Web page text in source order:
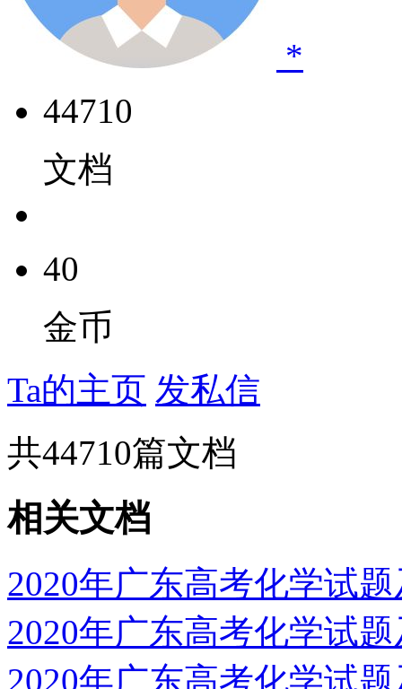
*
44710
文档
40
金币
Ta的主页 发私信
共44710篇文档
相关文档
2020年广东高考化学试
2020年广东高考化学试
2020年广东高考化学试